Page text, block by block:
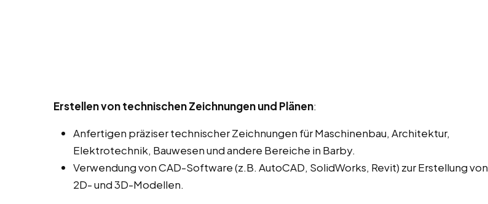
Erstellen von technischen Zeichnungen und Plänen:
Anfertigen präziser technischer Zeichnungen für Maschinenbau, Architektur,
Elektrotechnik, Bauwesen und andere Bereiche in Barby.
Verwendung von CAD-Software (z.B. AutoCAD, SolidWorks, Revit) zur Erstellung von
2D- und 3D-Modellen.